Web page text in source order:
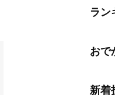
ラン
おで
新着